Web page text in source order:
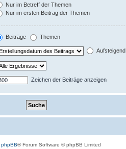
Nur im Betreff der Themen
Nur im ersten Beitrag der Themen
Beiträge Themen
Aufsteigend
Zeichen der Beiträge anzeigen
phpBB® Forum Software © phpBB Limited